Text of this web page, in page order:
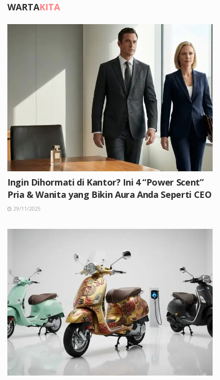
WARTAKITA
Ingin Dihormati di Kantor? Ini 4 “Power Scent”
Pria & Wanita yang Bikin Aura Anda Seperti CEO
29/11/2025